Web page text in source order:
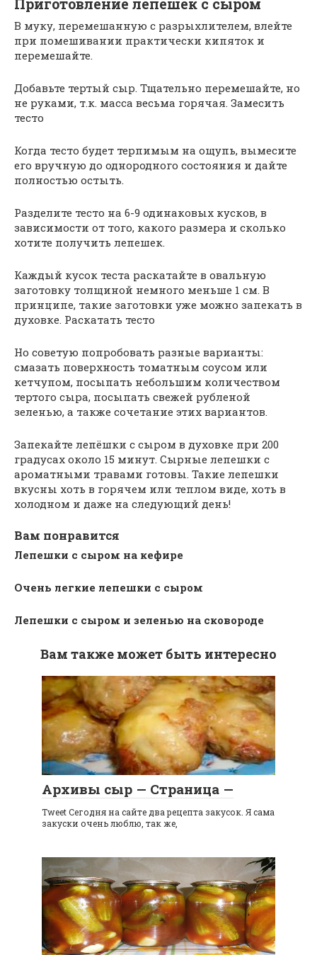
Приготовление лепешек с сыром
В муку, перемешанную с разрыхлителем, влейте
при помешивании практически кипяток и
перемешайте.
Добавьте тертый сыр. Тщательно перемешайте, но
не руками, т.к. масса весьма горячая. Замесить
тесто
Когда тесто будет терпимым на ощупь, вымесите
его вручную до однородного состояния и дайте
полностью остыть.
Разделите тесто на 6-9 одинаковых кусков, в
зависимости от того, какого размера и сколько
хотите получить лепешек.
Каждый кусок теста раскатайте в овальную
заготовку толщиной немного меньше 1 см. В
принципе, такие заготовки уже можно запекать в
духовке. Раскатать тесто
Но советую попробовать разные варианты:
смазать поверхность томатным соусом или
кетчупом, посыпать небольшим количеством
тертого сыра, посыпать свежей рубленой
зеленью, а также сочетание этих вариантов.
Запекайте лепёшки с сыром в духовке при 200
градусах около 15 минут. Сырные лепешки с
ароматными травами готовы. Такие лепешки
вкусны хоть в горячем или теплом виде, хоть в
холодном и даже на следующий день!
Вам понравится
Лепешки с сыром на кефире
Очень легкие лепешки с сыром
Лепешки с сыром и зеленью на сковороде
Вам также может быть интересно
Архивы сыр — Страница —
Tweet Сегодня на сайте два рецепта закусок. Я сама
закуски очень люблю, так же,